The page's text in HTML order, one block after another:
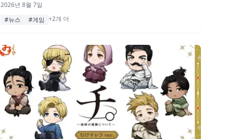
이템을 선물합니다.
2026년 8월 7일
#뉴스
#게임 +2개 더